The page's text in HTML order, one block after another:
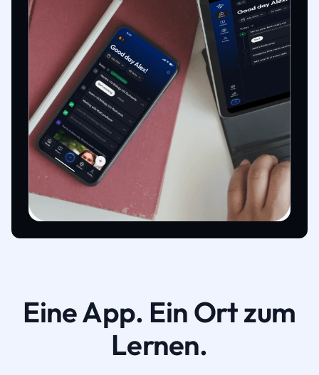
Eine App. Ein Ort zum
Lernen.